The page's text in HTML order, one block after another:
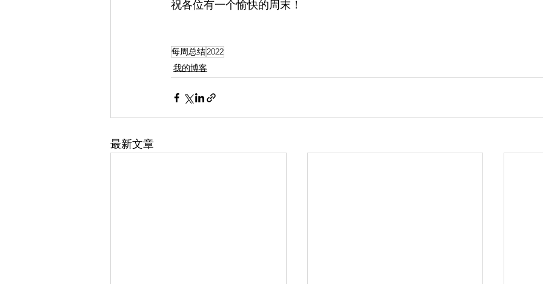
祝各位有一个愉快的周末！
每周总结2022
我的博客
最新文章